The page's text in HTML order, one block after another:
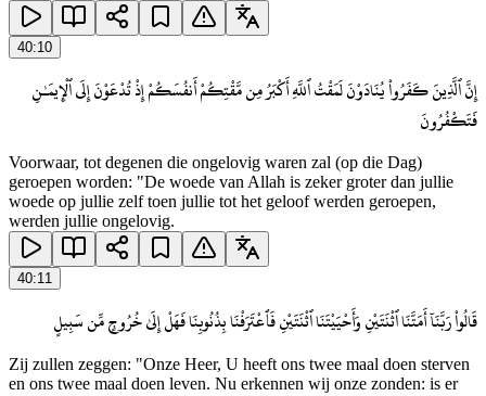
40:10
إِنَّ ٱلَّذِينَ كَفَرُوا۟ يُنَادَوْنَ لَمَقْتُ ٱللَّهِ أَكْبَرُ مِن مَّقْتِكُمْ أَنفُسَكُمْ إِذْ تُدْعَوْنَ إِلَى ٱلْإِيمَـٰنِ
فَتَكْفُرُونَ
Voorwaar, tot degenen die ongelovig waren zal (op die Dag)
geroepen worden: "De woede van Allah is zeker groter dan jullie
woede op jullie zelf toen jullie tot het geloof werden geroepen,
werden jullie ongelovig.
40:11
قَالُوا۟ رَبَّنَآ أَمَتَّنَا ٱثْنَتَيْنِ وَأَحْيَيْتَنَا ٱثْنَتَيْنِ فَٱعْتَرَفْنَا بِذُنُوبِنَا فَهَلْ إِلَىٰ خُرُوجٍ مِّن سَبِيلٍ
Zij zullen zeggen: "Onze Heer, U heeft ons twee maal doen sterven
en ons twee maal doen leven. Nu erkennen wij onze zonden: is er